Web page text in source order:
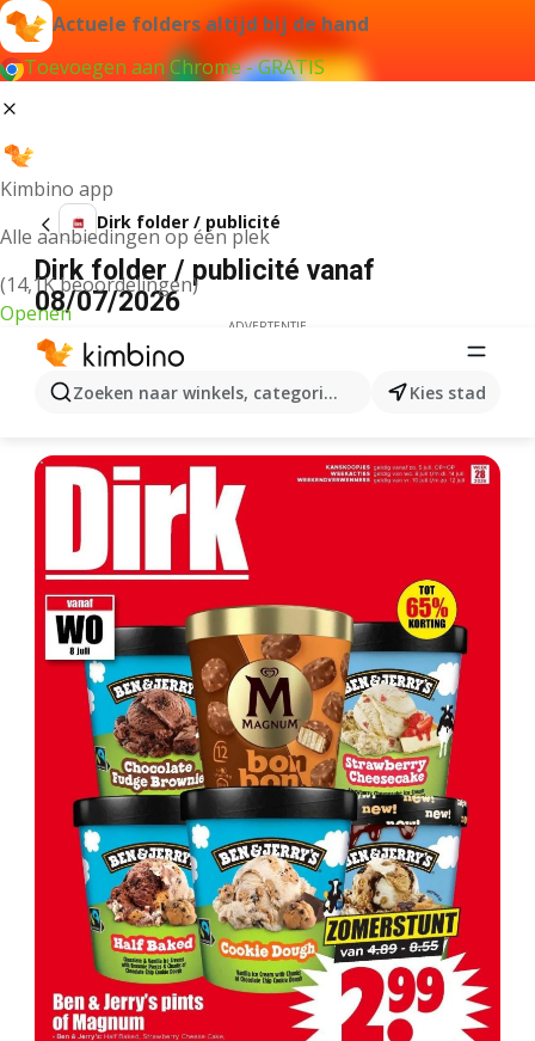
Actuele folders altijd bij de hand
Toevoegen aan Chrome - GRATIS
Kimbino app
Alle aanbiedingen op één plek
(14,1K beoordelingen)
Openen
Zoeken naar winkels, categorieën, producten...
Kies stad
Dirk folder / publicité
Dirk folder / publicité vanaf
08/07/2026
ADVERTENTIE